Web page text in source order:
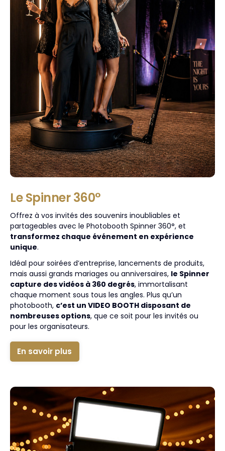
Le Spinner 360°
Offrez à vos invités des souvenirs inoubliables et
partageables avec le Photobooth Spinner 360°, et
transformez chaque événement en expérience
unique.
Idéal pour soirées d’entreprise, lancements de produits,
mais aussi grands mariages ou anniversaires, le Spinner
capture des vidéos à 360 degrés, immortalisant
chaque moment sous tous les angles. Plus qu’un
photobooth, c’est un VIDEO BOOTH disposant de
nombreuses options, que ce soit pour les invités ou
pour les organisateurs.
En savoir plus